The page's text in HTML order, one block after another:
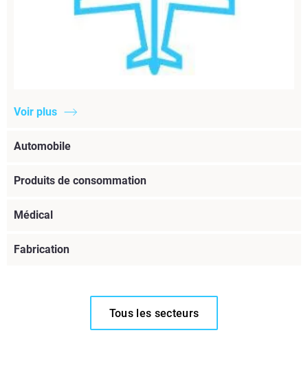
Voir plus
Automobile
Produits de consommation
Médical
Fabrication
Tous les secteurs